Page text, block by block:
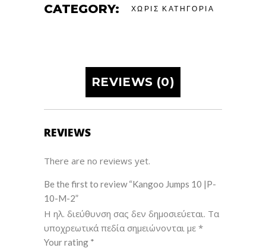
CATEGORY: ΧΩΡΊΣ ΚΑΤΗΓΟΡΊΑ
REVIEWS (0)
REVIEWS
There are no reviews yet.
Be the first to review “Kangoo Jumps 10 |P-
10-M-2”
Η ηλ. διεύθυνση σας δεν δημοσιεύεται. Τα
υποχρεωτικά πεδία σημειώνονται με *
Your rating *